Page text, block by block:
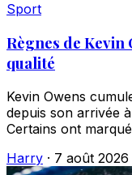
Sport
Règnes de Kevin
qualité
Kevin Owens
depuis son arrivée
Certains ont
Harry · 7 août 2026